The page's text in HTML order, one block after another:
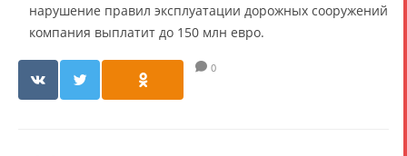
нарушение правил эксплуатации дорожных сооружений
компания выплатит до 150 млн евро.
0